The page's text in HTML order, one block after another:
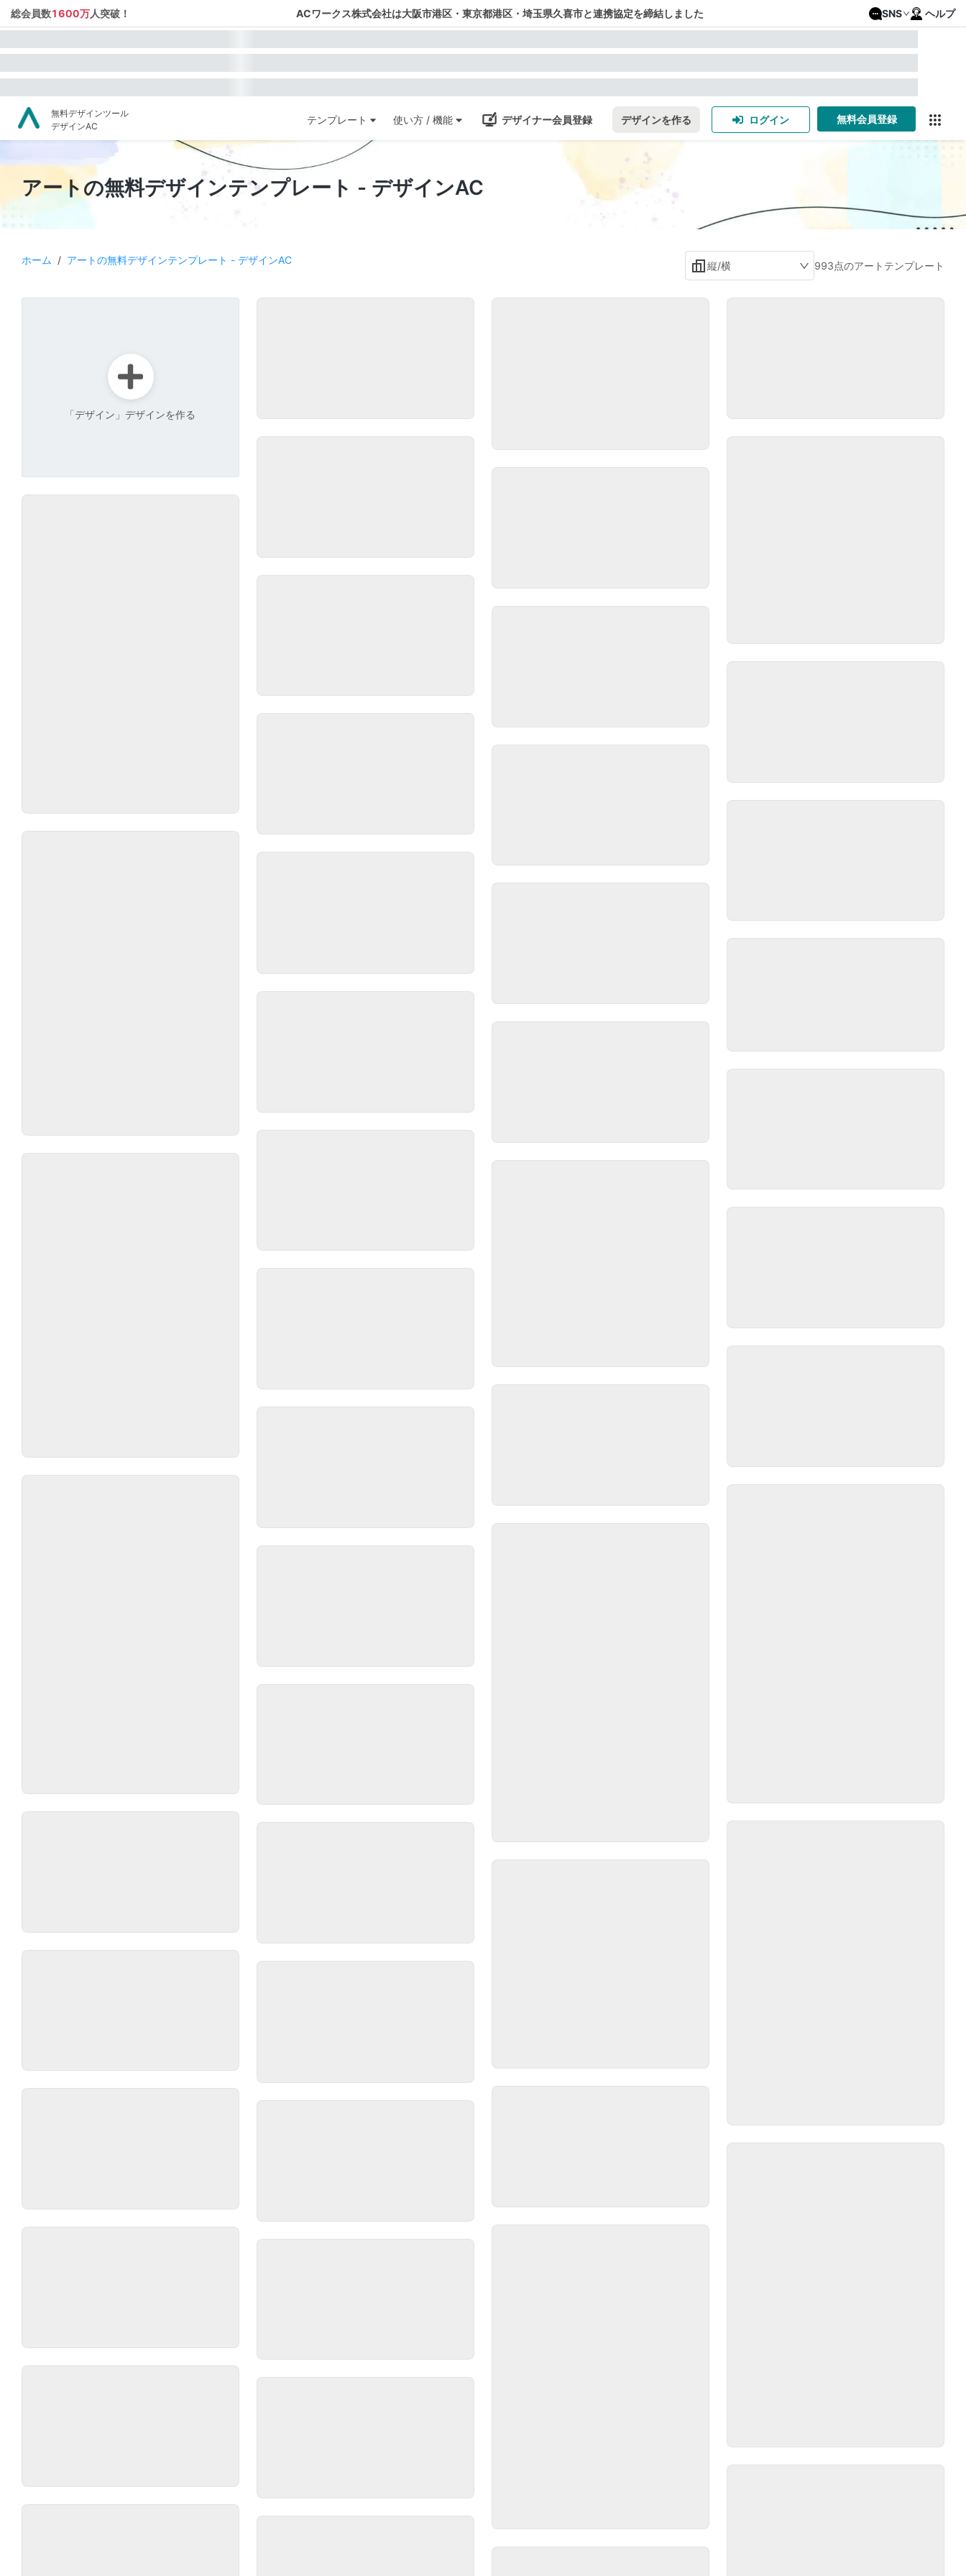
総会員数1600万人突破！ ACワークス株式会社は大阪市港区・東京都港区・埼玉県久喜市と連携協定を締結しました SNS ヘルプ
無料デザインツール
デザインAC
テンプレート 使い方 / 機能 デザイナー会員登録 デザインを作る ログイン 無料会員登録
アートの無料デザインテンプレート - デザインAC
ホーム / アートの無料デザインテンプレート - デザインAC 縦/横 993点のアートテンプレート
「デザイン」デザインを作る